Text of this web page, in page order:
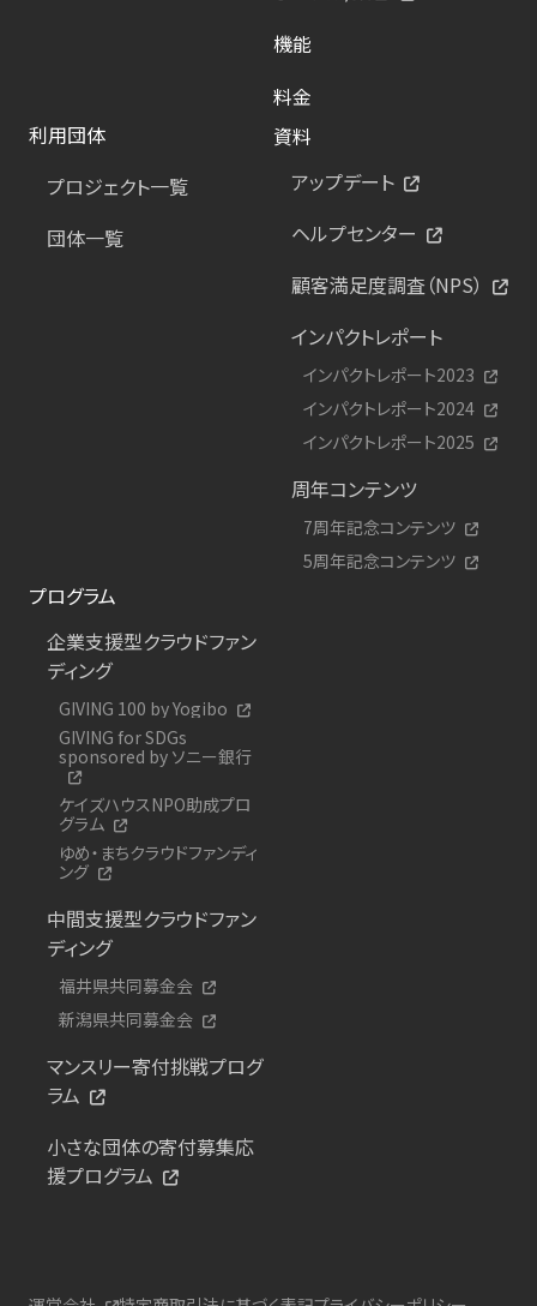
機能
料金
利用団体
プロジェクト一覧
団体一覧
資料
アップデート
ヘルプセンター
顧客満足度調査（NPS）
インパクトレポート
インパクトレポート2023
インパクトレポート2024
インパクトレポート2025
周年コンテンツ
7周年記念コンテンツ
5周年記念コンテンツ
プログラム
企業支援型クラウドファン
ディング
GIVING 100 by Yogibo
GIVING for SDGs
sponsored by ソニー銀行
ケイズハウスNPO助成プロ
グラム
ゆめ・まちクラウドファンディ
ング
中間支援型クラウドファン
ディング
福井県共同募金会
新潟県共同募金会
マンスリー寄付挑戦プログ
ラム
小さな団体の寄付募集応
援プログラム